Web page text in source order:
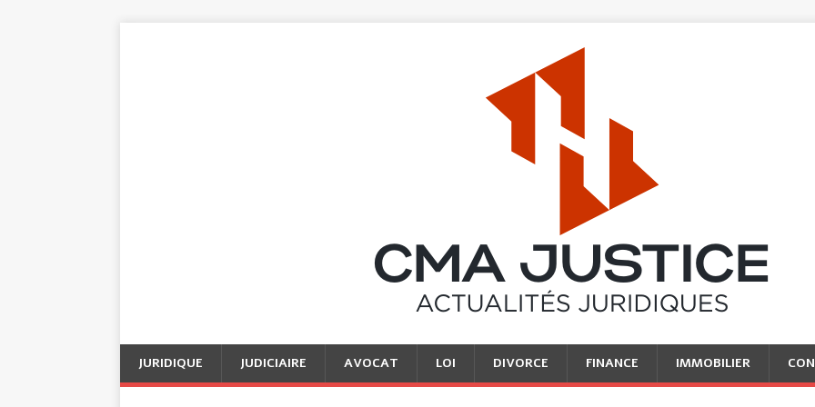
JURIDIQUE JUDICIAIRE AVOCAT LOI DIVORCE FINANCE IMMOBILIER